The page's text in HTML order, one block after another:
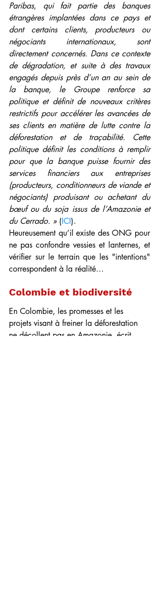
Paribas, qui fait partie des banques
étrangères implantées dans ce pays et
dont certains clients, producteurs ou
négociants internationaux, sont
directement concernés. Dans ce contexte
de dégradation, et suite à des travaux
engagés depuis près d’un an au sein de
la banque, le Groupe renforce sa
politique et définit de nouveaux critères
restrictifs pour accélérer les avancées de
ses clients en matière de lutte contre la
déforestation et de traçabilité. Cette
politique définit les conditions à remplir
pour que la banque puisse fournir des
services financiers aux entreprises
(producteurs, conditionneurs de viande et
négociants) produisant ou achetant du
bœuf ou du soja issus de l’Amazonie et
du Cerrado. » (ICI).
Heureusement qu’il existe des ONG pour
ne pas confondre vessies et lanternes, et
vérifier sur le terrain que les "intentions"
correspondent à la réalité…
Colombie et biodiversité
En Colombie, les promesses et les
projets visant à freiner la déforestation
ne décollent pas en Amazonie, écrit